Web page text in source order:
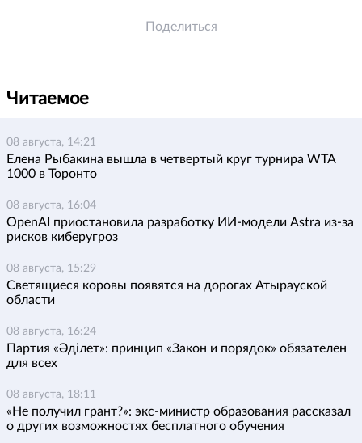
Поделиться
Читаемое
08 августа, 14:21
Елена Рыбакина вышла в четвертый круг турнира WTA
1000 в Торонто
08 августа, 16:04
OpenAI приостановила разработку ИИ-модели Astra из-за
рисков киберугроз
08 августа, 15:29
Светящиеся коровы появятся на дорогах Атырауской
области
08 августа, 16:24
Партия «Әділет»: принцип «Закон и порядок» обязателен
для всех
08 августа, 18:11
«Не получил грант?»: экс-министр образования рассказал
о других возможностях бесплатного обучения